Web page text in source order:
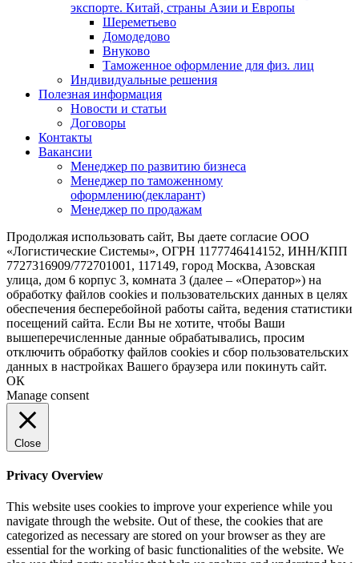
экспорте. Китай, страны Азии и Европы
Шереметьево
Домодедово
Внуково
Таможенное оформление для физ. лиц
Индивидуальные решения
Полезная информация
Новости и статьи
Договоры
Контакты
Вакансии
Менеджер по развитию бизнеса
Менеджер по таможенному
оформлению(декларант)
Менеджер по продажам
Продолжая использовать сайт, Вы даете согласие ООО
«Логистические Системы», ОГРН 1177746414152, ИНН/КПП
7727316909/772701001, 117149, город Москва, Азовская
улица, дом 6 корпус 3, комната 3 (далее – «Оператор») на
обработку файлов cookies и пользовательских данных в целях
обеспечения бесперебойной работы сайта, ведения статистики
посещений сайта. Если Вы не хотите, чтобы Ваши
вышеперечисленные данные обрабатывались, просим
отключить обработку файлов cookies и сбор пользовательских
данных в настройках Вашего браузера или покинуть сайт.
ОК
Manage consent
Close
Privacy Overview
This website uses cookies to improve your experience while you
navigate through the website. Out of these, the cookies that are
categorized as necessary are stored on your browser as they are
essential for the working of basic functionalities of the website. We